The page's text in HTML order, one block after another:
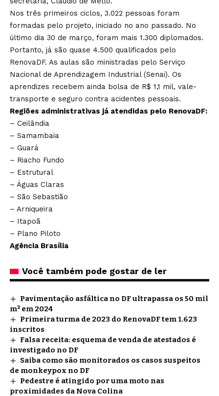
Nos três primeiros ciclos, 3.022 pessoas foram
formadas pelo projeto, iniciado no ano passado. No
último dia 30 de março, foram mais 1.300 diplomados.
Portanto, já são quase 4.500 qualificados pelo
RenovaDF. As aulas são ministradas pelo Serviço
Nacional de Aprendizagem Industrial (Senai). Os
aprendizes recebem ainda bolsa de R$ 1,1 mil, vale-
transporte e seguro contra acidentes pessoais.
Regiões administrativas já atendidas pelo RenovaDF:
– Ceilândia
– Samambaia
– Guará
– Riacho Fundo
– Estrutural
– Águas Claras
– São Sebastião
– Arniqueira
– Itapoã
– Plano Piloto
Agência Brasília
Você também pode gostar de ler
Pavimentação asfáltica no DF ultrapassa os 50 mil
m² em 2024
Primeira turma de 2023 do RenovaDF tem 1.623
inscritos
Falsa receita: esquema de venda de atestados é
investigado no DF
Saiba como são monitorados os casos suspeitos
de monkeypox no DF
Pedestre é atingido por uma moto nas
proximidades da Nova Colina